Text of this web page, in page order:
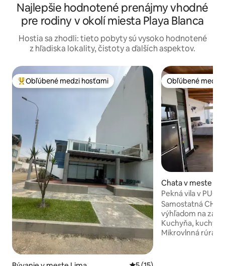
Najlepšie hodnotené prenájmy vhodné
pre rodiny v okolí miesta Playa Blanca
Hostia sa zhodli: tieto pobyty sú vysoko hodnotené
z hľadiska lokality, čistoty a ďalších aspektov.
Najobľúbenejšie medzi hosťami
Obľúbené medzi hosťami Obľúbené medzi
Obľúbené medzi
Chata v meste
Pekná vila v
Samostatná
výhľadom na
Kuchyňa, kuchyňa a riad
Mikrovlnná rúra/